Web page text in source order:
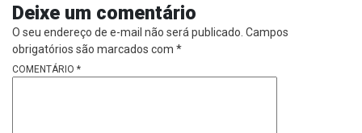
Deixe um comentário
O seu endereço de e-mail não será publicado. Campos
obrigatórios são marcados com *
COMENTÁRIO *